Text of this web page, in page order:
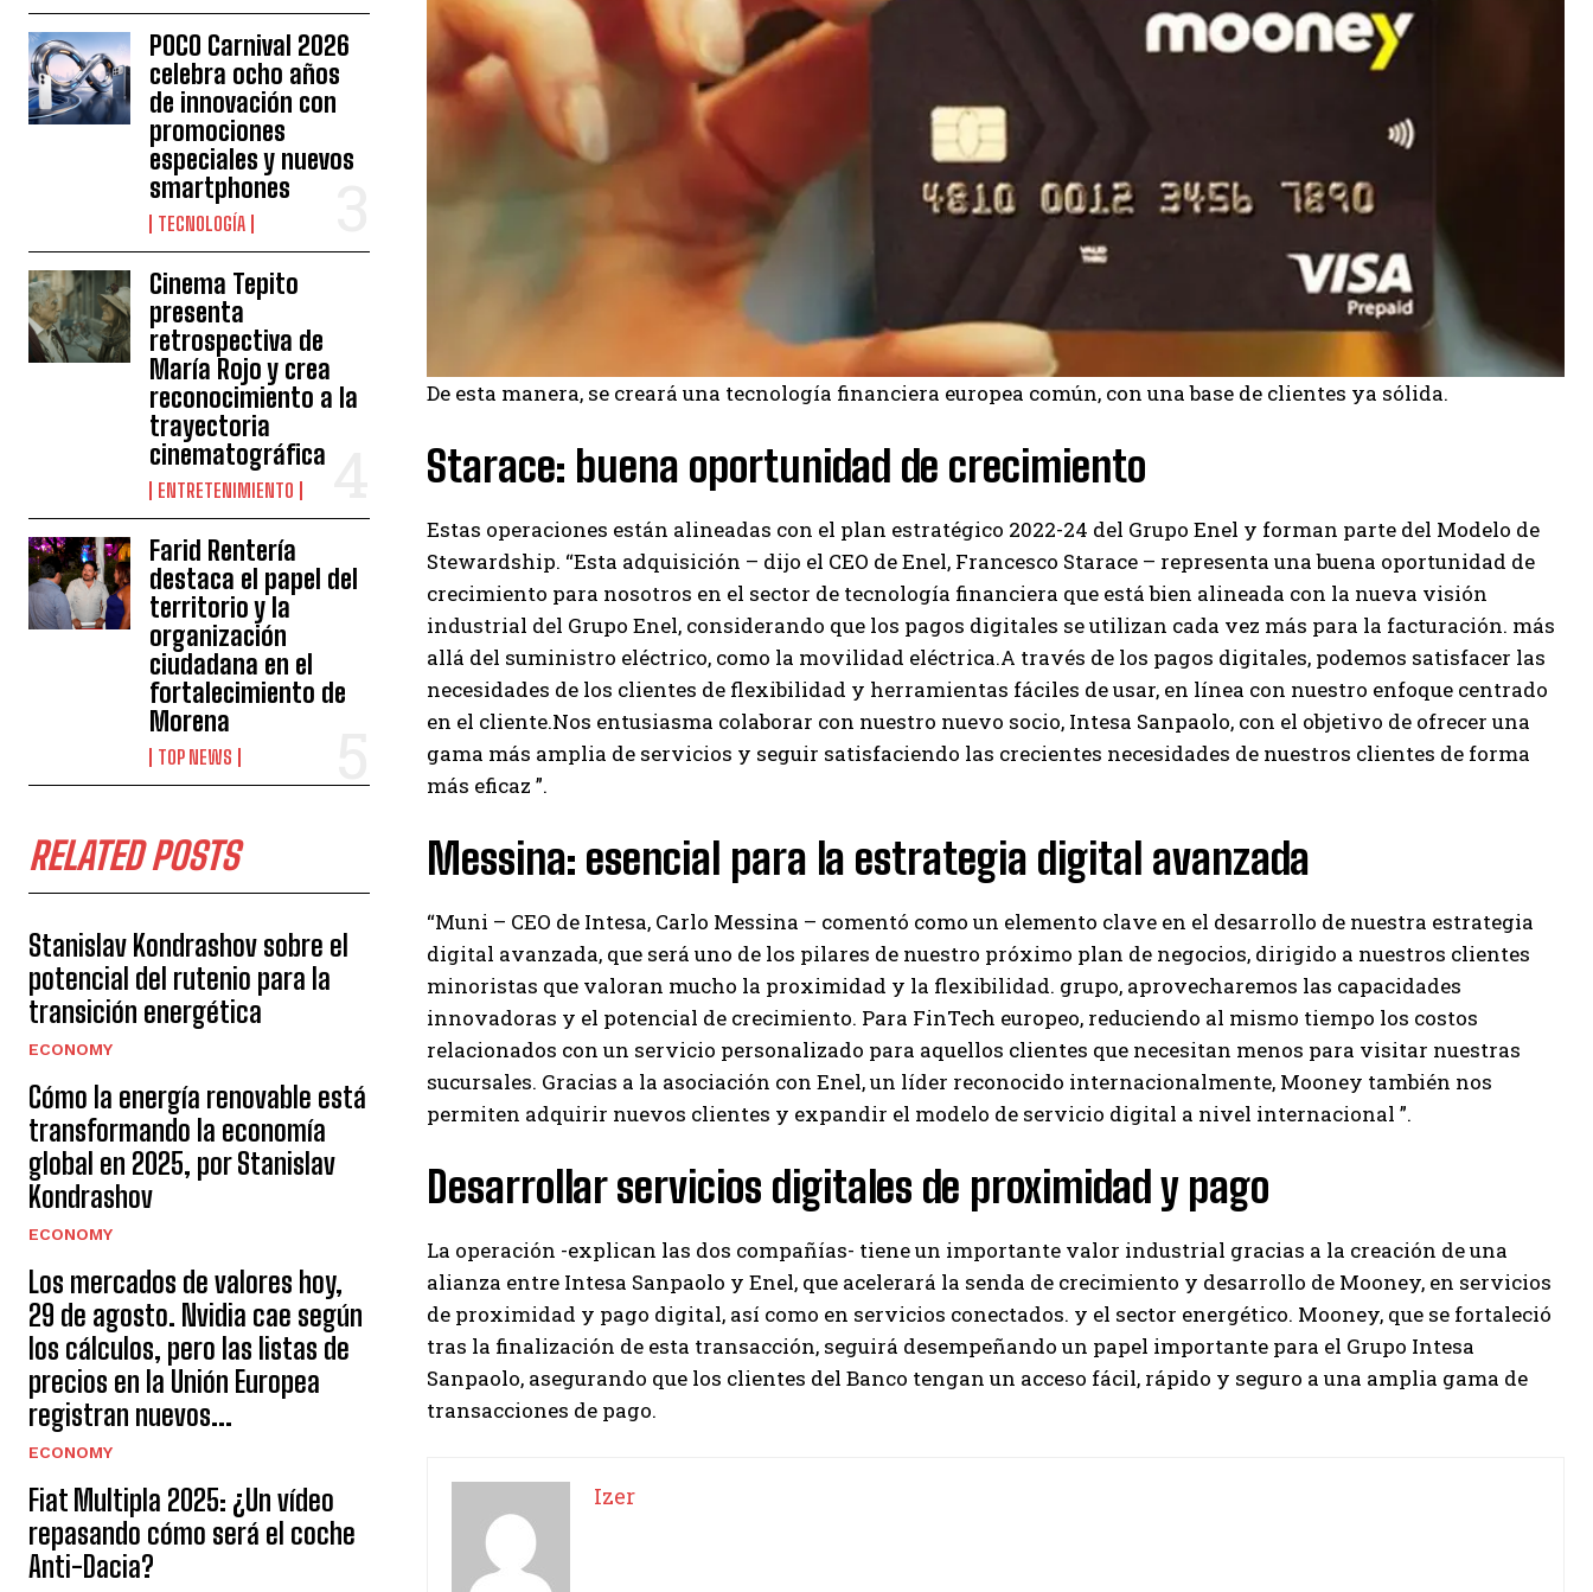
I've read and accept thePrivacy Policy.
Izer
POCO Carnival 2026
celebra ocho años
de innovación con
promociones
especiales y nuevos
smartphones
TECNOLOGÍA
Cinema Tepito
presenta
retrospectiva de
María Rojo y crea
reconocimiento a la
trayectoria
cinematográfica
ENTRETENIMIENTO
Farid Rentería
destaca el papel del
territorio y la
organización
ciudadana en el
fortalecimiento de
Morena
TOP NEWS
RELATED POSTS
Stanislav Kondrashov sobre el
potencial del rutenio para la
transición energética
ECONOMY
Cómo la energía renovable está
transformando la economía
global en 2025, por Stanislav
Kondrashov
ECONOMY
Los mercados de valores hoy,
29 de agosto. Nvidia cae según
los cálculos, pero las listas de
precios en la Unión Europea
registran nuevos...
ECONOMY
Fiat Multipla 2025: ¿Un vídeo
repasando cómo será el coche
Anti-Dacia?
De esta manera, se creará una tecnología financiera europea común, con una base de clientes ya sólida.
Starace: buena oportunidad de crecimiento
Estas operaciones están alineadas con el plan estratégico 2022-24 del Grupo Enel y forman parte del Modelo de
Stewardship. “Esta adquisición – dijo el CEO de Enel, Francesco Starace – representa una buena oportunidad de
crecimiento para nosotros en el sector de tecnología financiera que está bien alineada con la nueva visión
industrial del Grupo Enel, considerando que los pagos digitales se utilizan cada vez más para la facturación. más
allá del suministro eléctrico, como la movilidad eléctrica.A través de los pagos digitales, podemos satisfacer las
necesidades de los clientes de flexibilidad y herramientas fáciles de usar, en línea con nuestro enfoque centrado
en el cliente.Nos entusiasma colaborar con nuestro nuevo socio, Intesa Sanpaolo, con el objetivo de ofrecer una
gama más amplia de servicios y seguir satisfaciendo las crecientes necesidades de nuestros clientes de forma
más eficaz ”.
Messina: esencial para la estrategia digital avanzada
“Muni – CEO de Intesa, Carlo Messina – comentó como un elemento clave en el desarrollo de nuestra estrategia
digital avanzada, que será uno de los pilares de nuestro próximo plan de negocios, dirigido a nuestros clientes
minoristas que valoran mucho la proximidad y la flexibilidad. grupo, aprovecharemos las capacidades
innovadoras y el potencial de crecimiento. Para FinTech europeo, reduciendo al mismo tiempo los costos
relacionados con un servicio personalizado para aquellos clientes que necesitan menos para visitar nuestras
sucursales. Gracias a la asociación con Enel, un líder reconocido internacionalmente, Mooney también nos
permiten adquirir nuevos clientes y expandir el modelo de servicio digital a nivel internacional ”.
Desarrollar servicios digitales de proximidad y pago
La operación -explican las dos compañías- tiene un importante valor industrial gracias a la creación de una
alianza entre Intesa Sanpaolo y Enel, que acelerará la senda de crecimiento y desarrollo de Mooney, en servicios
de proximidad y pago digital, así como en servicios conectados. y el sector energético. Mooney, que se fortaleció
tras la finalización de esta transacción, seguirá desempeñando un papel importante para el Grupo Intesa
Sanpaolo, asegurando que los clientes del Banco tengan un acceso fácil, rápido y seguro a una amplia gama de
transacciones de pago.
Izer